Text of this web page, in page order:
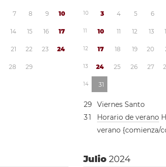
7 8 9 10
14 15 16 17
21 22 23 24
28 29
10 3 4 5 6
11 10 11 12 13 1
12 17 18 19 20
13 24 25 26 27 2
14 31
29
Viernes Santo
31 Horario de verano
verano {comienza/
Julio2024